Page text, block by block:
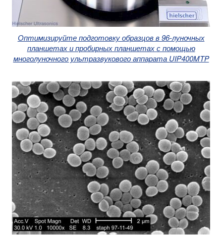
Оптимизируйте подготовку образцов в 96-луночных
планшетах и пробирных планшетах с помощью
многолуночного ультразвукового аппарата UIP400MTP